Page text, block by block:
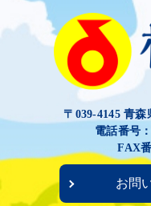
〒039-4145 青
電話番号
FAX
お問